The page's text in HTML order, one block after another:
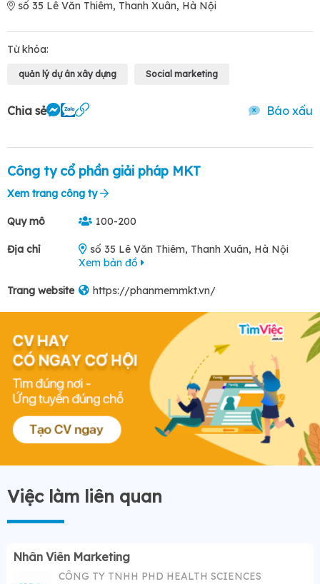
số 35 Lê Văn Thiêm, Thanh Xuân, Hà Nội
Từ khóa:
quản lý dự án xây dựng Social marketing
Chia sẻ Báo xấu
Công ty cổ phần giải pháp MKT
Xem trang công ty
Quy mô 100-200
Địa chỉ
số 35 Lê Văn Thiêm, Thanh Xuân, Hà Nội
Xem bản đồ
Trang website https://phanmemmkt.vn/
Việc làm liên quan
Nhân Viên Marketing
CÔNG TY TNHH PHD HEALTH SCIENCES